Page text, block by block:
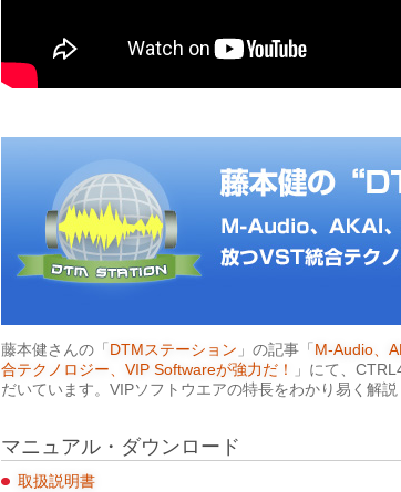
藤本健さんの「 DTMステーション 」の記事「 M-Audio、
合テクノロジー、VIP Softwareが強力だ！
」にて、
だいています。VIPソフトウエアの特長をわかり易く解
マニュアル・ダウンロード
取扱説明書